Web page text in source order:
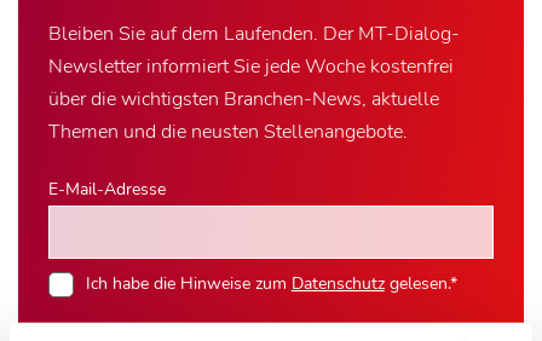
Bleiben Sie auf dem Laufenden. Der MT-Dialog-
Newsletter informiert Sie jede Woche kostenfrei
über die wichtigsten Branchen-News, aktuelle
Themen und die neusten Stellenangebote.
E-Mail-Adresse
Ich habe die Hinweise zum Datenschutzgelesen.*